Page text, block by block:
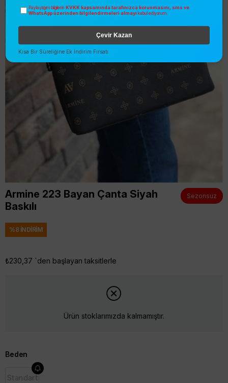
Armine 223 Bayan Çanta Siyah
Baskılı
Sezonsuz
%8 İNDIRIM
₺230,37 `den başlayan taksitlerle
Ürün stoklarımızda kalmamıştır.
Beden
Standart
Paylaştığım bilgilerin KVKK kapsamında tarafınızca korunmasını, sms ve
WhatsApp üzerinden bilgilendirmeleri almayı kabul ediyorum.
Çevir Kazan
Kısa Bir Süreliğine Ek İndirim Fırsatı